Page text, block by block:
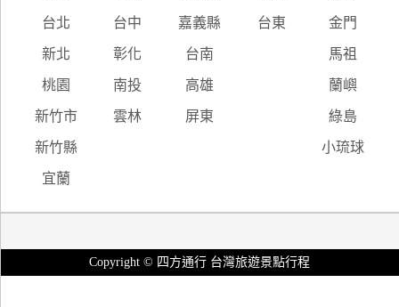
台北 台中 嘉義縣 台東 金門
新北 彰化 台南 馬祖
桃園 南投 高雄 蘭嶼
新竹市 雲林 屏東 綠島
新竹縣 小琉球
宜蘭
Copyright © 四方通行 台灣旅遊景點行程